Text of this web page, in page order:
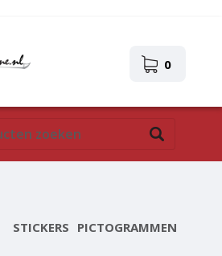
0
STICKERS PICTOGRAMMEN